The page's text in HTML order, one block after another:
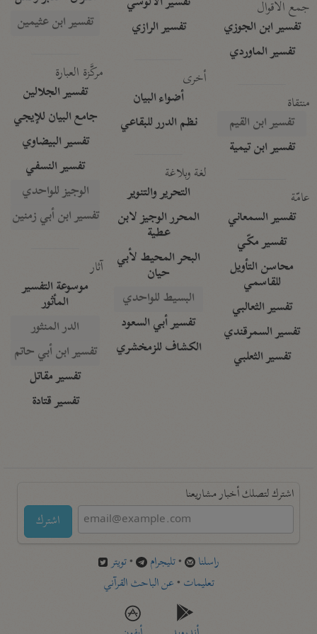
جمع الأقوال
تفسير ابن الجوزي
تفسير الماوردي
منتقاة
تفسير ابن القيم
تفسير ابن تيمية
عامّة
تفسير السمعاني
تفسير مكّي
محاسن التأويل
للقاسمي
تفسير الثعالبي
تفسير السمرقندي
تفسير الثعلبي
تفسير الرازي
أخرى
أضواء البيان
نظم الدرر للبقاعي
لغة وبلاغة
التحرير والتنوير
المحرر الوجيز لابن
عطية
البحر المحيط لأبي
حيان
البسيط للواحدي
تفسير أبي السعود
الكشاف للزمخشري
تفسير ابن عثيمين
مركَّزة العبارة
تفسير الجلالين
جامع البيان للإيجي
تفسير البيضاوي
تفسير النسفي
الوجيز للواحدي
تفسير ابن أبي زمنين
آثار
موسوعة التفسير
المأثور
الدر المنثور
تفسير ابن أبي حاتم
تفسير مقاتل
تفسير قتادة
اشترك لتصلك أخبار مشاريعنا
اشترك
راسلنا •تليجرام •تويتر
تعليمات •عن الباحث القرآني